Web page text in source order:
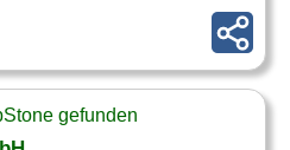
gefunden